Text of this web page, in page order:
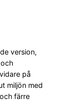
version,
på
miljön med
färre